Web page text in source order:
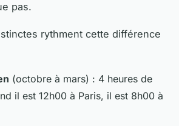
pas.
rythment cette différence
(octobre à mars) : 4 heures de
il est 12h00 à Paris, il est 8h00 à